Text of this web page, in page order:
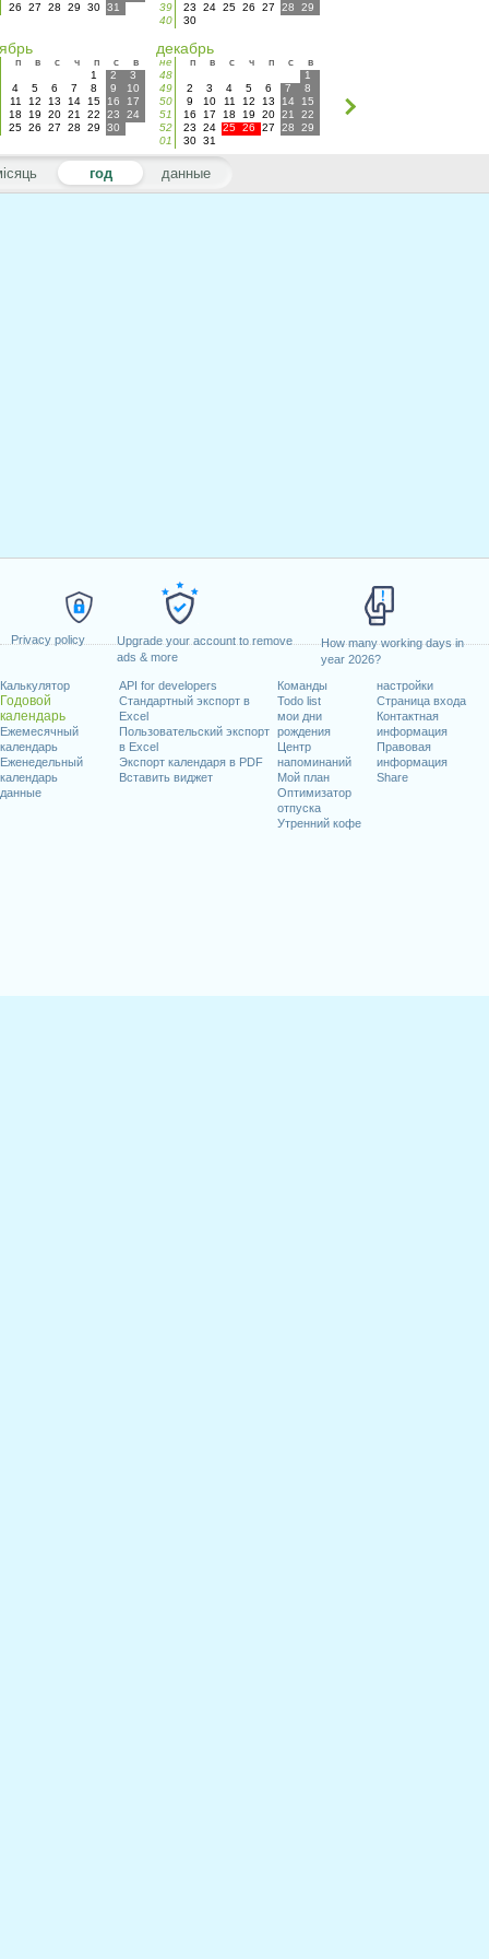
Privacy policy
Upgrade your account to remove
ads & more
How many working days in
year 2026?
Калькулятор
Годовой
календарь
Ежемесячный
календарь
Еженедельный
календарь
данные
API for developers
Стандартный экспорт в
Excel
Пользовательский экспорт
в Excel
Экспорт календаря в PDF
Вставить виджет
Команды
Todo list
мои дни
рождения
Центр
напоминаний
Мой план
Оптимизатор
отпуска
Утренний кофе
настройки
Страница входа
Контактная
информация
Правовая
информация
Share
26
27 28 29 30 31
39
23 24 25 26 27 28
29
40
30
п в с ч п с
в
1
2
3
4
5 6 7 8 9
10
11
12 13 14 15 16
17
18
19 20 21 22 23
24
25 26 27 28 29 30
декабрь
не п в с ч п с
в
48
1
49
2 3 4 5 6 7
8
50
9 10 11 12 13 14
15
51
16 17 18 19 20 21
22
52
23 24 25 26 27 28
29
01
30 31
год данные